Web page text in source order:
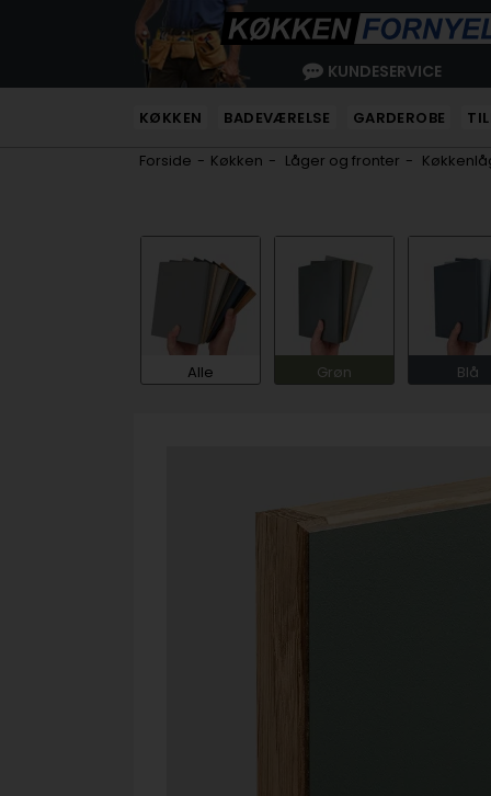
KUNDESERVICE
KØKKEN BADEVÆRELSE GARDEROBE
Forside - Køkken - Låger og fronter -
Alle Grøn Blå